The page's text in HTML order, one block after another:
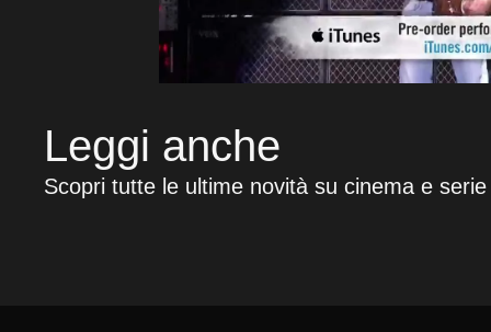
Leggi anche
Scopri tutte le ultime novità su cinema e serie